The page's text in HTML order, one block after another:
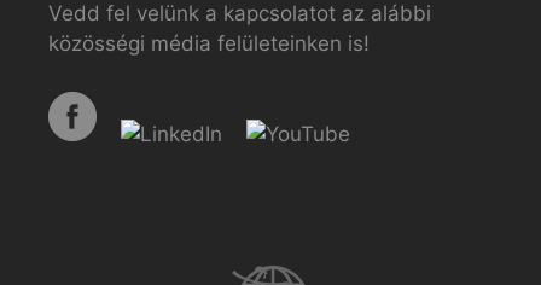
Vedd fel velünk a kapcsolatot az alábbi
közösségi média felületeinken is!